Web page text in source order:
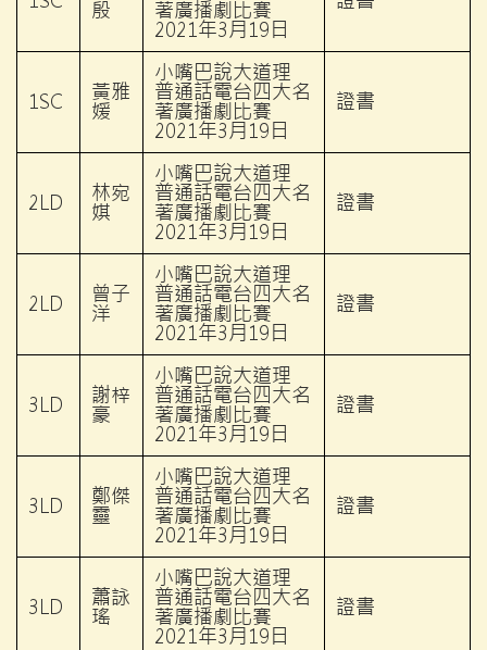
殷 著廣播劇比賽
2021年3月19日
1SC 黃雅
媛
小嘴巴說大道理
普通話電台四大名
著廣播劇比賽
2021年3月19日
證書
2LD 林宛
娸
小嘴巴說大道理
普通話電台四大名
著廣播劇比賽
2021年3月19日
證書
2LD 曾子
洋
小嘴巴說大道理
普通話電台四大名
著廣播劇比賽
2021年3月19日
證書
3LD 謝梓
豪
小嘴巴說大道理
普通話電台四大名
著廣播劇比賽
2021年3月19日
證書
3LD 鄭傑
靈
小嘴巴說大道理
普通話電台四大名
著廣播劇比賽
2021年3月19日
證書
3LD 蕭詠
瑤
小嘴巴說大道理
普通話電台四大名
著廣播劇比賽
2021年3月19日
證書